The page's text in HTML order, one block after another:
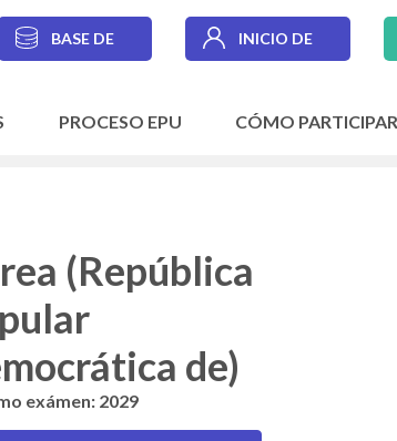
BASE DE INICIO DE
PROCESO EPU CÓMO PARTICIPAR
(República
de)
exámen: 2029